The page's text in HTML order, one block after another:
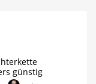
günstig